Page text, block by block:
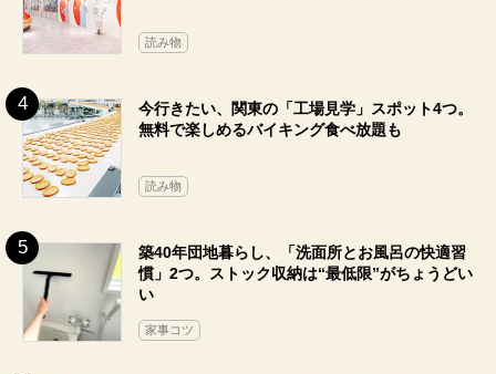
読み物
今行きたい、関東の「工場見学」スポット4つ。
無料で楽しめるバイキング食べ放題も
読み物
築40年団地暮らし、「洗面所とお風呂の快適習
慣」2つ。ストック収納は“最低限”がちょうどい
い
家事コツ